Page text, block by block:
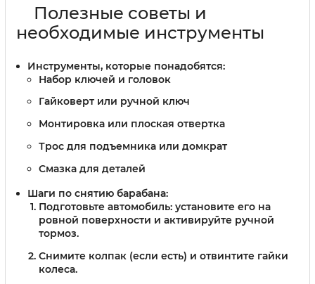
Полезные советы и
необходимые инструменты
Инструменты, которые понадобятся:
Набор ключей и головок
Гайковерт или ручной ключ
Монтировка или плоская отвертка
Трос для подъемника или домкрат
Смазка для деталей
Шаги по снятию барабана:
Подготовьте автомобиль: установите его на
ровной поверхности и активируйте ручной
тормоз.
Снимите колпак (если есть) и отвинтите гайки
колеса.